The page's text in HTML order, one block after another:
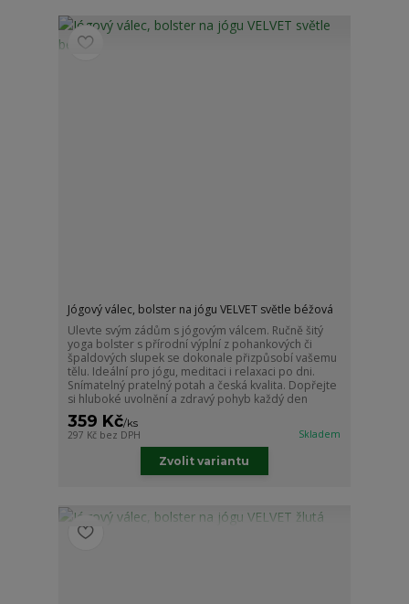
Jógový válec, bolster na jógu VELVET světle béžová
Ulevte svým zádům s jógovým válcem. Ručně šitý
yoga bolster s přírodní výplní z pohankových či
špaldových slupek se dokonale přizpůsobí vašemu
tělu. Ideální pro jógu, meditaci i relaxaci po dni.
Snímatelný pratelný potah a česká kvalita. Dopřejte
si hluboké uvolnění a zdravý pohyb každý den
359 Kč/ks
297 Kč bez DPH Skladem
Zvolit variantu